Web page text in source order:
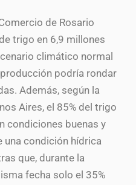
de Rosario
trigo en 6,9 millones
climático normal
podría rondar
Además, según la
Aires, el 85% del trigo
condiciones buenas y
una condición hídrica
que, durante la
fecha solo el 35%